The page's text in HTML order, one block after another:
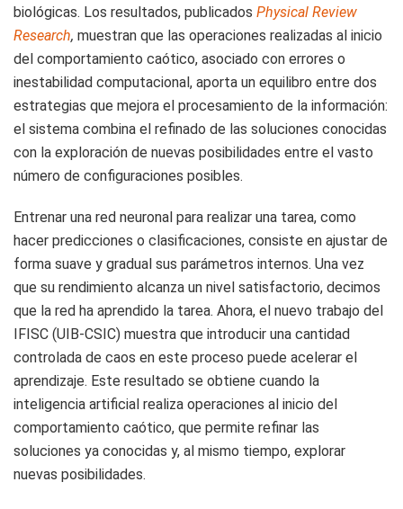
biológicas. Los resultados, publicados Physical Review
Research, muestran que las operaciones realizadas al inicio
del comportamiento caótico, asociado con errores o
inestabilidad computacional, aporta un equilibro entre dos
estrategias que mejora el procesamiento de la información:
el sistema combina el refinado de las soluciones conocidas
con la exploración de nuevas posibilidades entre el vasto
número de configuraciones posibles.
Entrenar una red neuronal para realizar una tarea, como
hacer predicciones o clasificaciones, consiste en ajustar de
forma suave y gradual sus parámetros internos. Una vez
que su rendimiento alcanza un nivel satisfactorio, decimos
que la red ha aprendido la tarea. Ahora, el nuevo trabajo del
IFISC (UIB-CSIC) muestra que introducir una cantidad
controlada de caos en este proceso puede acelerar el
aprendizaje. Este resultado se obtiene cuando la
inteligencia artificial realiza operaciones al inicio del
comportamiento caótico, que permite refinar las
soluciones ya conocidas y, al mismo tiempo, explorar
nuevas posibilidades.